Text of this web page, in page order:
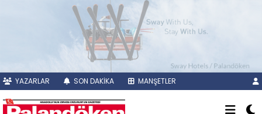
YAZARLAR SON DAKİKA MANŞETLER